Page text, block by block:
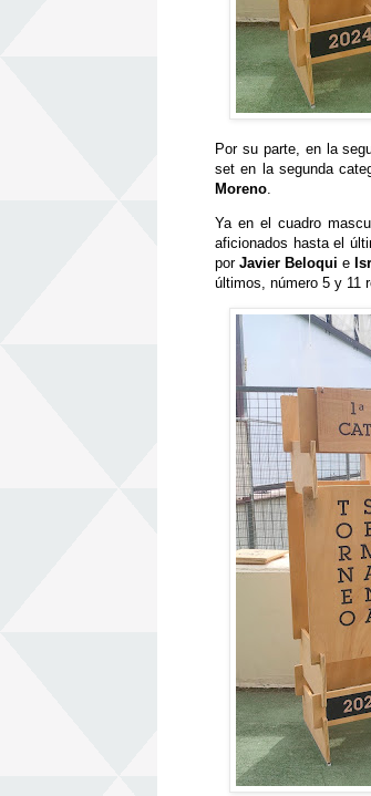
Por su parte, en la
set en la segunda
Moreno
Ya en el cuadro
aficionados hasta el
porJavier Beloqui e
últimos, número 5 y 11